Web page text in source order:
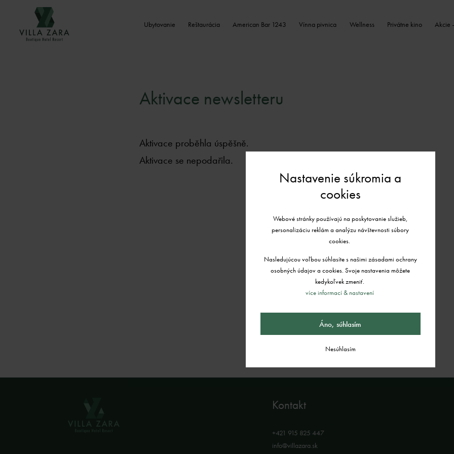
Ubytovanie Reštaurácia American Bar 1243 Vínna pivnica Wellness Privátne kino Akcie
Aktivace newsletteru
Aktivace proběhla úspěšně.
Aktivace se nepodařila.
Kontakt
+421 915 825 447
info@villazara.sk
Nastavenie súkromia a
cookies
Webové stránky používajú na poskytovanie služieb,
personalizáciu reklám a analýzu návštevnosti súbory
cookies.
Nasledujúcou voľbou súhlasíte s našimi zásadami ochrany
osobných údajov a cookies. Svoje nastavenia môžete
kedykoľvek zmeniť.
více informací & nastavení
Áno, súhlasím
Nesúhlasím